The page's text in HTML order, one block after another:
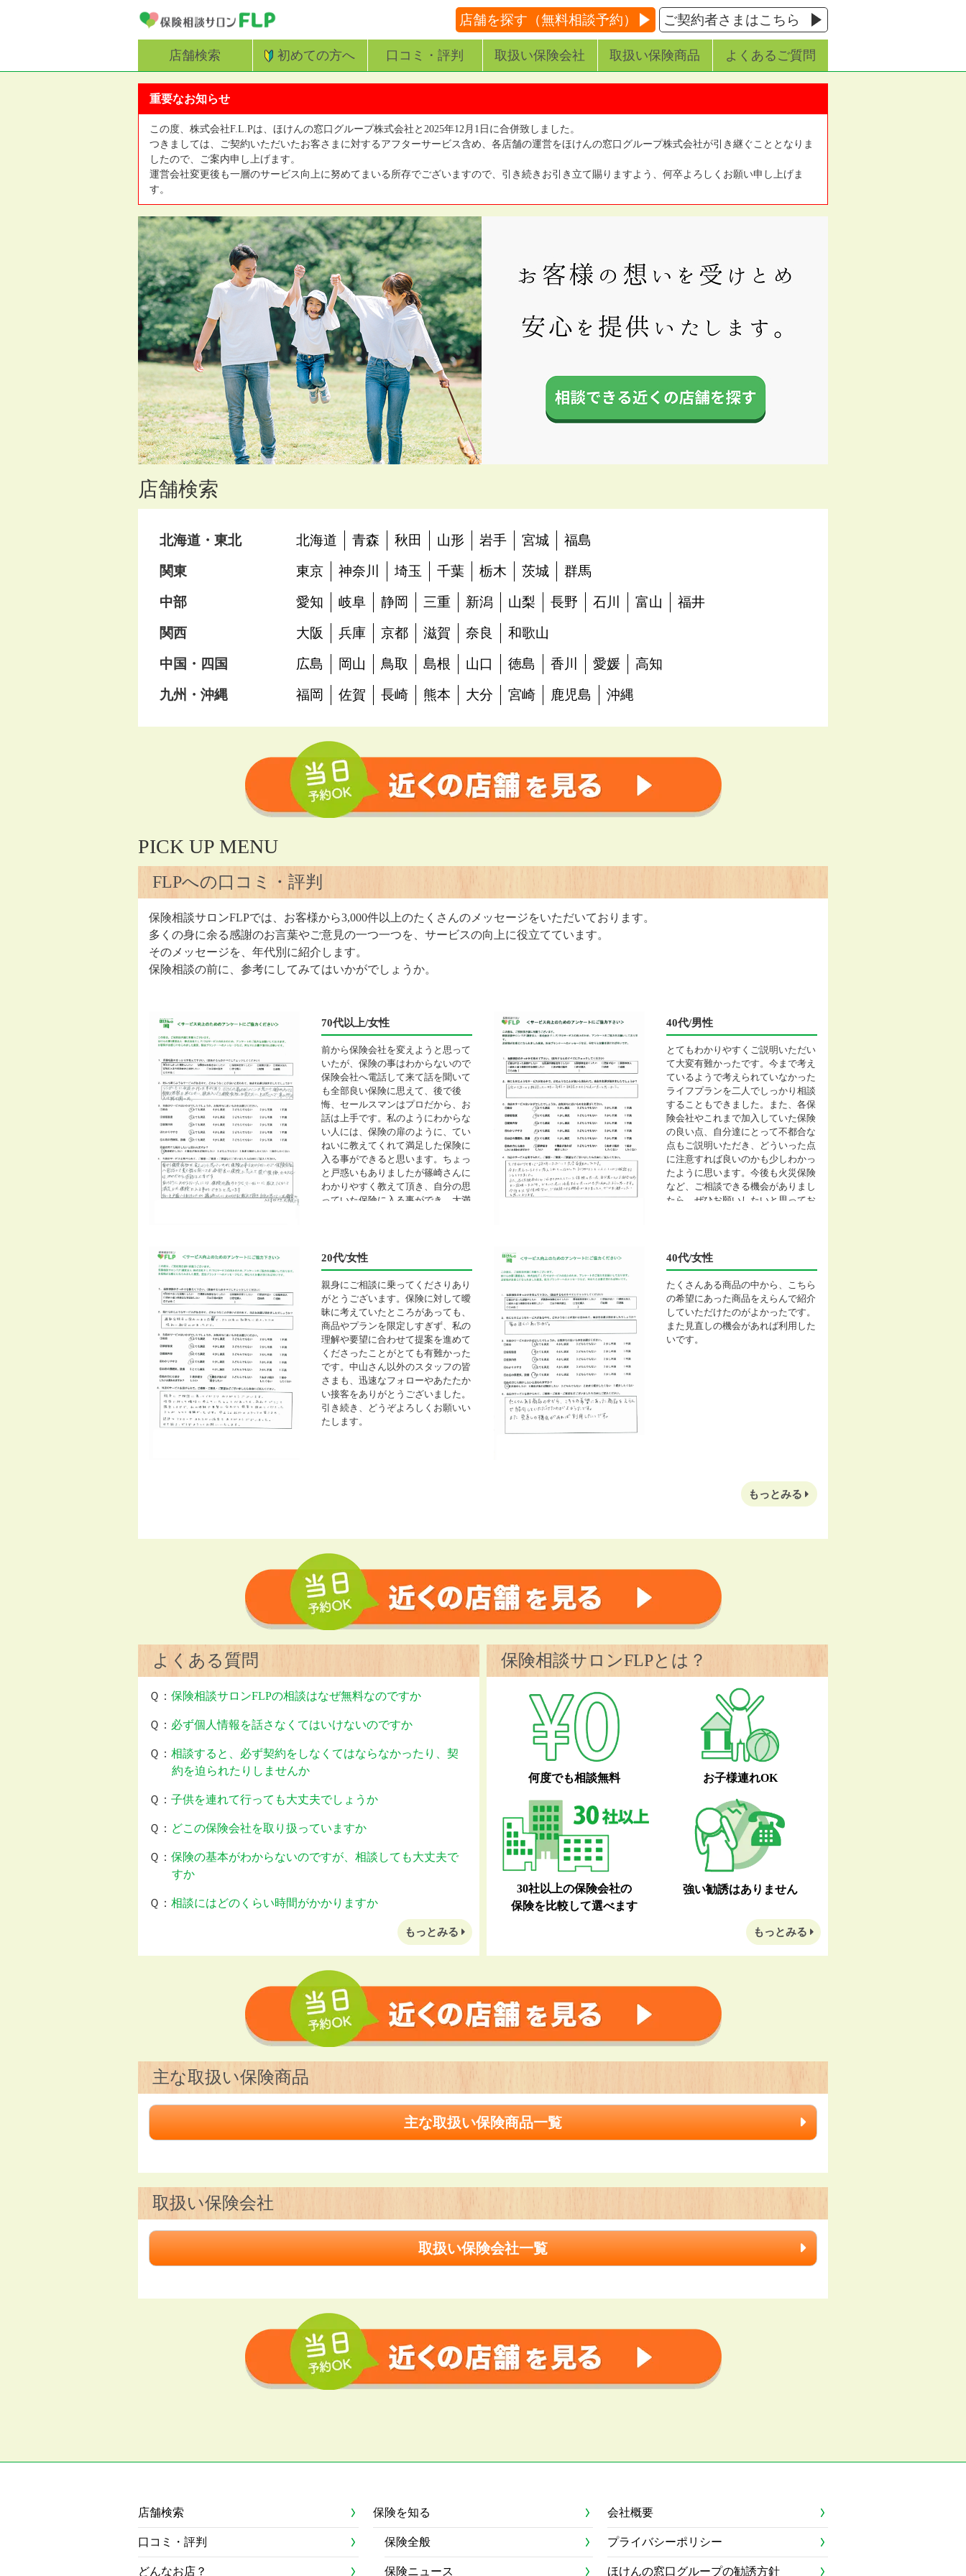
店舗を探す（無料相談予約） ご契約者さまはこちら
店舗検索 初めての方へ 口コミ・評判 取扱い保険会社 取扱い保険商品 よくあるご質問
重要なお知らせ
この度、株式会社F.L.Pは、ほけんの窓口グループ株式会社と2025年12月1日に合併致しました。
つきましては、ご契約いただいたお客さまに対するアフターサービス含め、各店舗の運営をほけんの窓口グループ株式会社が引き継ぐこととなりま
したので、ご案内申し上げます。
運営会社変更後も一層のサービス向上に努めてまいる所存でございますので、引き続きお引き立て賜りますよう、何卒よろしくお願い申し上げま
す。
店舗検索
北海道・東北 北海道 青森 秋田 山形 岩手 宮城 福島
関東 東京 神奈川 埼玉 千葉 栃木 茨城 群馬
中部 愛知 岐阜 静岡 三重 新潟 山梨 長野 石川 富山 福井
関西 大阪 兵庫 京都 滋賀 奈良 和歌山
中国・四国 広島 岡山 鳥取 島根 山口 徳島 香川 愛媛 高知
九州・沖縄 福岡 佐賀 長崎 熊本 大分 宮崎 鹿児島 沖縄
PICK UP MENU
FLPへの口コミ・評判
保険相談サロンFLPでは、お客様から3,000件以上のたくさんのメッセージをいただいております。
多くの身に余る感謝のお言葉やご意見の一つ一つを、サービスの向上に役立てています。
そのメッセージを、年代別に紹介します。
保険相談の前に、参考にしてみてはいかがでしょうか。
70代以上/女性
前から保険会社を変えようと思って
いたが、保険の事はわからないので
保険会社へ電話して来て話を聞いて
も全部良い保険に思えて、後で後
悔、セールスマンはプロだから、お
話は上手です。私のようにわからな
い人には、保険の扉のように、てい
ねいに教えてくれて満足した保険に
入る事ができると思います。ちょっ
と戸惑いもありましたが篠崎さんに
わかりやすく教えて頂き、自分の思
っていた保険に入る事ができ、大満
40代/男性
とてもわかりやすくご説明いただい
て大変有難かったです。今まで考え
ているようで考えられていなかった
ライフプランを二人でしっかり相談
することもできました。また、各保
険会社やこれまで加入していた保険
の良い点、自分達にとって不都合な
点もご説明いただき、どういった点
に注意すれば良いのかも少しわかっ
たように思います。今後も火災保険
など、ご相談できる機会がありまし
たら、ぜひお願いしたいと思ってお
20代/女性
親身にご相談に乗ってくださりあり
がとうございます。保険に対して曖
昧に考えていたところがあっても、
商品やプランを限定しすぎず、私の
理解や要望に合わせて提案を進めて
くださったことがとても有難かった
です。中山さん以外のスタッフの皆
さまも、迅速なフォローやあたたか
い接客をありがとうございました。
引き続き、どうぞよろしくお願いい
たします。
40代/女性
たくさんある商品の中から、こちら
の希望にあった商品をえらんで紹介
していただけたのがよかったです。
また見直しの機会があれば利用した
いです。
もっとみる
よくある質問
Ｑ： 保険相談サロンFLPの相談はなぜ無料なのですか
Ｑ： 必ず個人情報を話さなくてはいけないのですか
Ｑ： 相談すると、必ず契約をしなくてはならなかったり、契
約を迫られたりしませんか
Ｑ： 子供を連れて行っても大丈夫でしょうか
Ｑ： どこの保険会社を取り扱っていますか
Ｑ： 保険の基本がわからないのですが、相談しても大丈夫で
すか
Ｑ： 相談にはどのくらい時間がかかりますか
もっとみる
保険相談サロンFLPとは？
何度でも相談無料 お子様連れOK
30社以上の保険会社の
保険を比較して選べます
強い勧誘はありません
もっとみる
主な取扱い保険商品
主な取扱い保険商品一覧
取扱い保険会社
取扱い保険会社一覧
店舗検索
口コミ・評判
どんなお店？
保険を知る
保険全般
保険ニュース
会社概要
プライバシーポリシー
ほけんの窓口グループの勧誘方針